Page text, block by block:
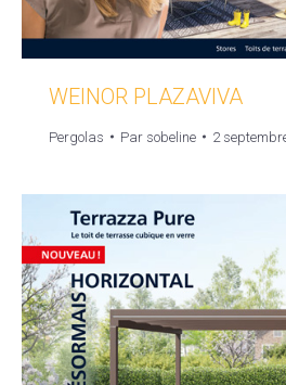
WEINOR PLAZAVIVA
Pergolas Par sobeline 2